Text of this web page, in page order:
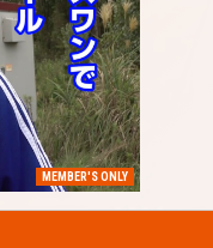
MEMBER'S ONLY